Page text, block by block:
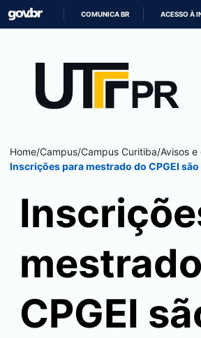
CONTEÚDO
COMUNICA BR ACESSO À
Home/Campus/Campus Curitiba/Avisos
Inscrições para mestrado do CPGEI
CPGEI